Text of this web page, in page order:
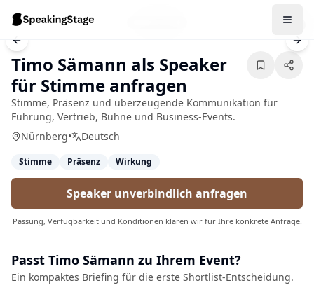
Previous slide
1/
Timo Sämann als Speaker
für Stimme anfragen
Stimme, Präsenz und überzeugende Kommunikation für
Führung, Vertrieb, Bühne und Business-Events.
Nürnberg• Deutsch
Stimme Präsenz Wirkung
Speaker unverbindlich anfragen
Passung, Verfügbarkeit und Konditionen klären wir für Ihre konkrete Anfrage.
Passt Timo Sämann zu Ihrem Event?
Ein kompaktes Briefing für die erste Shortlist-Entscheidung.